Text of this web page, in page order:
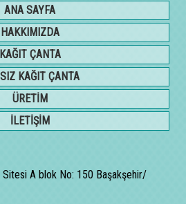
ANA SAYFA
HAKKIMIZDA
KAĞIT ÇANTA
KAĞIT ÇANTA
ÜRETİM
İLETİŞİM
A blok No: 150 Başakşehir/